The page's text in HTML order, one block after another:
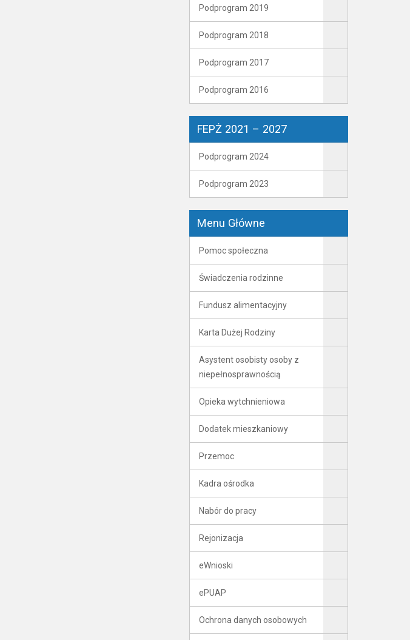
Podprogram 2019
Podprogram 2018
Podprogram 2017
Podprogram 2016
FEPŻ 2021 – 2027
Podprogram 2024
Podprogram 2023
Menu Główne
Pomoc społeczna
Świadczenia rodzinne
Fundusz alimentacyjny
Karta Dużej Rodziny
Asystent osobisty osoby z
niepełnosprawnością
Opieka wytchnieniowa
Dodatek mieszkaniowy
Przemoc
Kadra ośrodka
Nabór do pracy
Rejonizacja
eWnioski
ePUAP
Ochrona danych osobowych